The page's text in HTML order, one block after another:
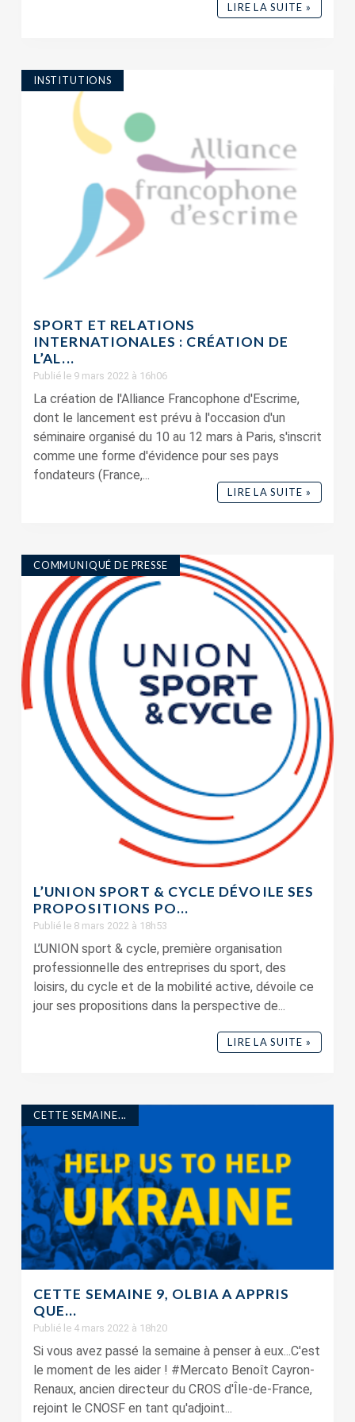
LIRE LA SUITE »
INSTITUTIONS
SPORT ET RELATIONS
INTERNATIONALES : CRÉATION DE
L’AL...
Publié le 9 mars 2022 à 16h06
La création de l'Alliance Francophone d'Escrime,
dont le lancement est prévu à l'occasion d'un
séminaire organisé du 10 au 12 mars à Paris, s'inscrit
comme une forme d'évidence pour ses pays
fondateurs (France,...
LIRE LA SUITE »
COMMUNIQUÉ DE PRESSE
L’UNION SPORT & CYCLE DÉVOILE SES
PROPOSITIONS PO...
Publié le 8 mars 2022 à 18h53
L’UNION sport & cycle, première organisation
professionnelle des entreprises du sport, des
loisirs, du cycle et de la mobilité active, dévoile ce
jour ses propositions dans la perspective de...
LIRE LA SUITE »
CETTE SEMAINE...
CETTE SEMAINE 9, OLBIA A APPRIS
QUE…
Publié le 4 mars 2022 à 18h20
Si vous avez passé la semaine à penser à eux...C'est
le moment de les aider ! #Mercato Benoît Cayron-
Renaux, ancien directeur du CROS d'Île-de-France,
rejoint le CNOSF en tant qu'adjoint...